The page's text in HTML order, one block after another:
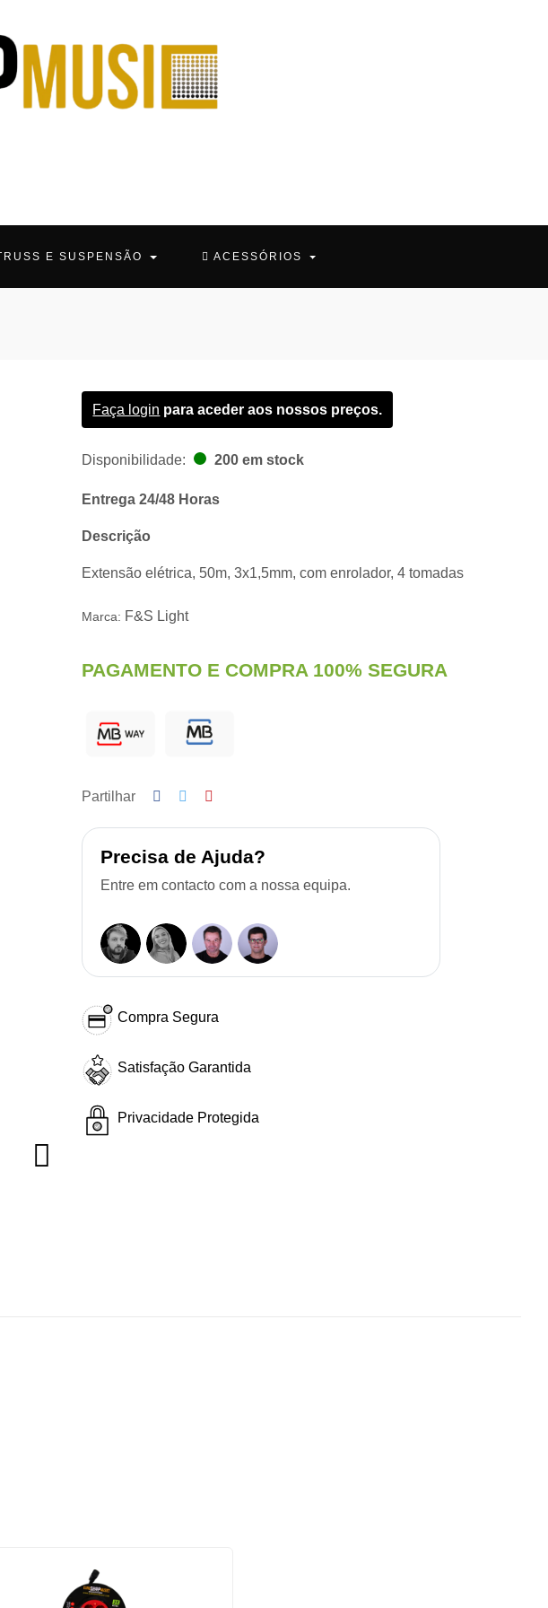
E SUSPENSÃO ACESSÓRIOS
Faça login para aceder aos nossos preços.
Disponibilidade: 200 em stock
Entrega 24/48 Horas
Descrição
Extensão elétrica, 50m, 3x1,5mm, com enrolador, 4 tomadas
Marca: F&S Light
PAGAMENTO E COMPRA 100% SEGURA
Partilhar
Precisa de Ajuda?
Entre em contacto com a nossa equipa.
Compra Segura
Satisfação Garantida
Privacidade Protegida